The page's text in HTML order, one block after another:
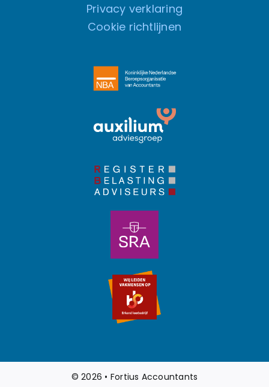
Privacy verklaring
Cookie richtlijnen
© 2026 • Fortius Accountants